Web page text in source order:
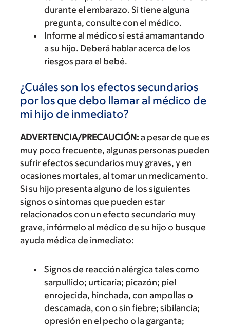
durante el embarazo. Si tiene alguna
pregunta, consulte con el médico.
Informe al médico si está amamantando
a su hijo. Deberá hablar acerca de los
riesgos para el bebé.
¿Cuáles son los efectos secundarios
por los que debo llamar al médico de
mi hijo de inmediato?
ADVERTENCIA/PRECAUCIÓN: a pesar de que es
muy poco frecuente, algunas personas pueden
sufrir efectos secundarios muy graves, y en
ocasiones mortales, al tomar un medicamento.
Si su hijo presenta alguno de los siguientes
signos o síntomas que pueden estar
relacionados con un efecto secundario muy
grave, infórmelo al médico de su hijo o busque
ayuda médica de inmediato:
Signos de reacción alérgica tales como
sarpullido; urticaria; picazón; piel
enrojecida, hinchada, con ampollas o
descamada, con o sin fiebre; sibilancia;
opresión en el pecho o la garganta;